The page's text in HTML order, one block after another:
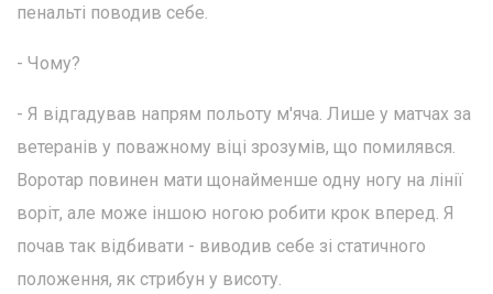
пенальті поводив себе.
- Чому?
- Я відгадував напрям польоту м'яча. Лише у матчах за
ветеранів у поважному віці зрозумів, що помилявся.
Воротар повинен мати щонайменше одну ногу на лінії
воріт, але може іншою ногою робити крок вперед. Я
почав так відбивати - виводив себе зі статичного
положення, як стрибун у висоту.